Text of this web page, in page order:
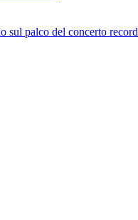
sul palco del concerto record